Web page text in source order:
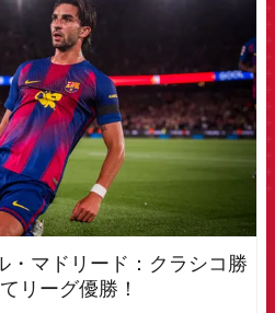
・マドリード：クラシコ勝
リーグ優勝！